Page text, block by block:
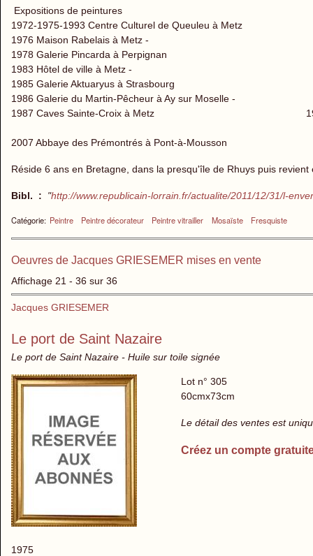
Expositions de peintures
1972-1975-1993 Centre Culturel de Queuleu à Metz
1976 Maison Rabelais à Metz -
1978 Galerie Pincarda à Perpignan
1983 Hôtel de ville à Metz -
1985 Galerie Aktuaryus à Strasbourg
1986 Galerie du Martin-Pêcheur à Ay sur Moselle -
1987 Caves Sainte-Croix à Metz 1997 Opéra-
2007 Abbaye des Prémontrés à Pont-à-Mousson
Réside 6 ans en Bretagne, dans la presqu'île de Rhuys puis
Bibl. : "http://www.republicain-lorrain.fr/actualite/2011/12/31/l-
Catégorie: Peintre Peintre décorateur Peintre vitrailler Mosaïste Fresquiste
Oeuvres de Jacques GRIESEMER mises en vente
Affichage 21 - 36 sur 36
Jacques GRIESEMER
Le port de Saint Nazaire
Le port de Saint Nazaire - Huile sur toile signée
1975
Lot n° 305
60cmx73cm
Le détail des ventes est
Créez un compte